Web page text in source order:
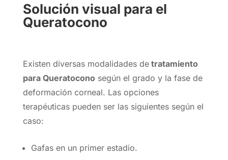
Solución visual para el
Queratocono
Existen diversas modalidades detratamiento
para Queratoconosegún el grado y la fase de
deformación corneal. Las opciones
terapéuticas pueden ser las siguientes según el
caso:
Gafas en un primer estadio.